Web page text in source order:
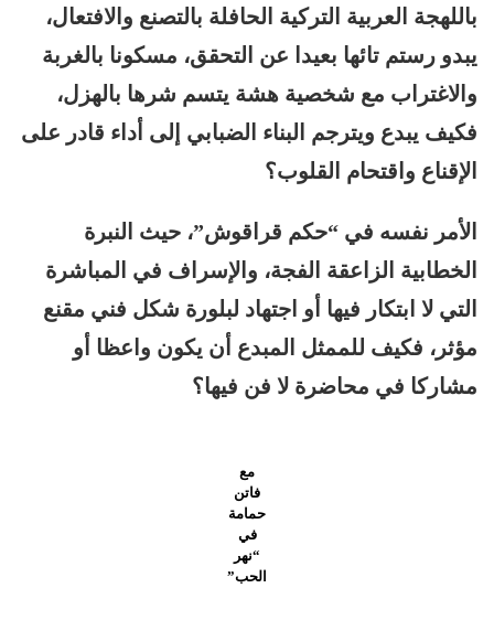
باللهجة العربية التركية الحافلة بالتصنع والافتعال،
يبدو رستم تائها بعيدا عن التحقق، مسكونا بالغربة
والاغتراب مع شخصية هشة يتسم شرها بالهزل،
فكيف يبدع ويترجم البناء الضبابي إلى أداء قادر على
الإقناع واقتحام القلوب؟
الأمر نفسه في “حكم قراقوش”، حيث النبرة
الخطابية الزاعقة الفجة، والإسراف في المباشرة
التي لا ابتكار فيها أو اجتهاد لبلورة شكل فني مقنع
مؤثر، فكيف للممثل المبدع أن يكون واعظا أو
مشاركا في محاضرة لا فن فيها؟
مع
فاتن
حمامة
في
“نهر
الحب”